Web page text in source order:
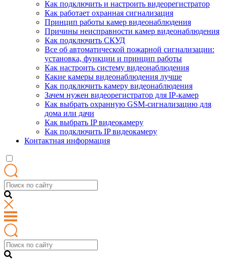
Как подключить и настроить видеорегистратор
Как работает охранная сигнализация
Принцип работы камер видеонаблюдения
Причины неисправности камер видеонаблюдения
Как подключить СКУД
Все об автоматической пожарной сигнализации:
установка, функции и принцип работы
Как настроить систему видеонаблюдения
Какие камеры видеонаблюдения лучше
Как подключить камеру видеонаблюдения
Зачем нужен видеорегистратор для IP-камер
Как выбрать охранную GSM-сигнализацию для
дома или дачи
Как выбрать IP видеокамеру
Как подключить IP видеокамеру
Контактная информация